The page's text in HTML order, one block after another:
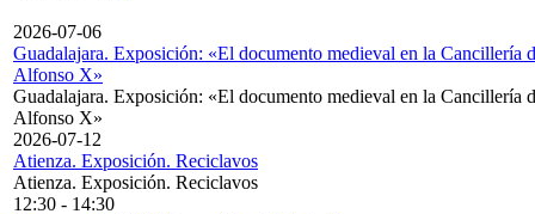
2026-07-06
Guadalajara. Exposición: «El documento medieval en la Cancillería
Alfonso X»
Guadalajara. Exposición: «El documento medieval en la Cancillería
Alfonso X»
2026-07-12
Atienza. Exposición. Reciclavos
Atienza. Exposición. Reciclavos
12:30 - 14:30